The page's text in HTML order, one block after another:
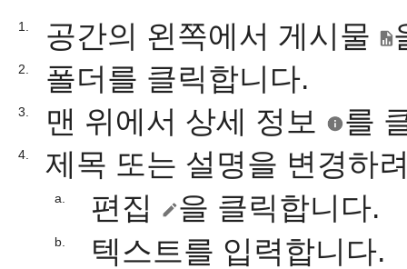
1. 공간의 왼쪽에서 게시물
2. 폴더를 클릭합니다.
3. 맨 위에서 상세 정보 를
4. 제목 또는 설명을 변경하
a. 편집 을 클릭합니다.
b. 텍스트를 입력합니다.